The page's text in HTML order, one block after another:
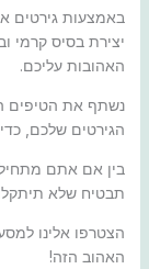
באמצעות גירטים
יצירת בסיס
האהובות עליכם.
נשתף את הטיפים
הגירטים שלכם,
בין אם אתם
תבטיח שלא תיתקלו
הצטרפו אלינו
האהוב הזה!